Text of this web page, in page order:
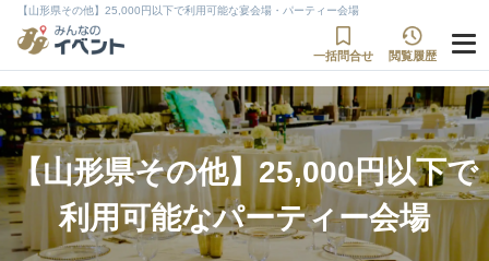
【山形県その他】25,000円以下で利用可能な宴会場・パーティー会場
一括問合せ 閲覧履歴
【山形県その他】25,000円以下で
利用可能なパーティー会場